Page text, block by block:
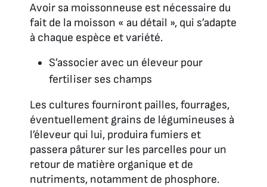
Avoir sa moissonneuse est nécessaire du
fait de la moisson « au détail », qui s’adapte
à chaque espèce et variété.
S’associer avec un éleveur pour
fertiliser ses champs
Les cultures fourniront pailles, fourrages,
éventuellement grains de légumineuses à
l’éleveur qui lui, produira fumiers et
passera pâturer sur les parcelles pour un
retour de matière organique et de
nutriments, notamment de phosphore.